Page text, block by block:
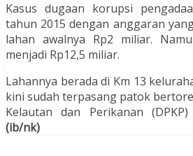
Kasus dugaan korupsi
tahun 2015 dengan anggaran
lahan awalnya Rp2 miliar.
menjadi Rp12,5 miliar.
Lahannya berada di Km 13
kini sudah terpasang patok
Kelautan dan Perikanan
(ib/nk)